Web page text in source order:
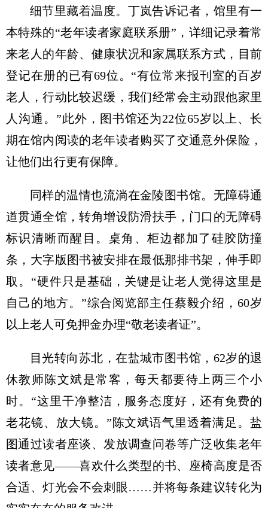
细节里藏着温度。丁岚告诉记者，馆里有一
本特殊的“老年读者家庭联系册”，详细记录着常
来老人的年龄、健康状况和家属联系方式，目前
登记在册的已有69位。“有位常来报刊室的百岁
老人，行动比较迟缓，我们经常会主动跟他家里
人沟通。”此外，图书馆还为22位65岁以上、长
期在馆内阅读的老年读者购买了交通意外保险，
让他们出行更有保障。
同样的温情也流淌在金陵图书馆。无障碍通
道贯通全馆，转角增设防滑扶手，门口的无障碍
标识清晰而醒目。桌角、柜边都加了硅胶防撞
条，大字版图书被安排在最低那排书架，伸手即
取。“硬件只是基础，关键是让老人觉得这里是
自己的地方。”综合阅览部主任蔡毅介绍，60岁
以上老人可免押金办理“敬老读者证”。
目光转向苏北，在盐城市图书馆，62岁的退
休教师陈文斌是常客，每天都要待上两三个小
时。“这里干净整洁，服务态度好，还有免费的
老花镜、放大镜。”陈文斌语气里透着满足。盐
图通过读者座谈、发放调查问卷等广泛收集老年
读者意见——喜欢什么类型的书、座椅高度是否
合适、灯光会不会刺眼……并将每条建议转化为